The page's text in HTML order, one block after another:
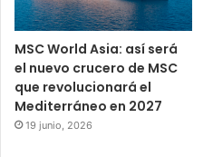
MSC World Asia: así será
el nuevo crucero de MSC
que revolucionará el
Mediterráneo en 2027
19 junio, 2026